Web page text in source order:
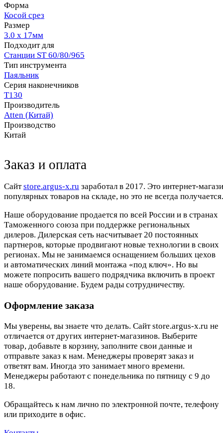
Форма
Косой срез
Размер
3.0 х 17мм
Подходит для
Станции ST 60/80/965
Тип инструмента
Паяльник
Серия наконечников
T130
Производитель
Atten (Китай)
Производство
Китай
Заказ и оплата
Cайтstore.argus-x.ru заработал в 2017. Это интернет-
популярных товаров на складе, но это не всегда
Наше оборудование продается по всей России и в странах
Таможенного союза при поддержке региональных
дилеров. Дилерская сеть насчитывает 20 постоянных
партнеров, которые продвигают новые технологии в своих
регионах. Мы не занимаемся оснащением больших цехов
и автоматических линий монтажа «под ключ». Но вы
можете попросить вашего подрядчика включить в проект
наше оборудование. Будем рады сотрудничеству.
Оформление заказа
Мы уверены, вы знаете что делать. Сайт store.argus-x.ru не
отличается от других интернет-магазинов. Выберите
товар, добавьте в корзину, заполните свои данные и
отправьте заказ к нам. Менеджеры проверят заказ и
ответят вам. Иногда это занимает много времени.
Менеджеры работают с понедельника по пятницу с 9 до
18.
Обращайтесь к нам лично по электронной почте, телефону
или приходите в офис.